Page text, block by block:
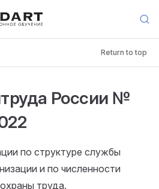
Return to top
России №
по структуре службы
и по численности
труда.